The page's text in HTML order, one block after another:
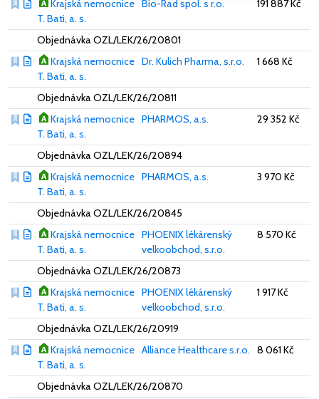
Krajská nemocnice
T. Bati, a. s.
Bio-Rad spol. s r.o. 191 887 Kč
Objednávka OZL/LEK/26/20801
Krajská nemocnice
T. Bati, a. s.
Dr. Kulich Pharma, s.r.o. 1 668 Kč
Objednávka OZL/LEK/26/20811
Krajská nemocnice
T. Bati, a. s.
PHARMOS, a.s. 29 352 Kč
Objednávka OZL/LEK/26/20894
Krajská nemocnice
T. Bati, a. s.
PHARMOS, a.s. 3 970 Kč
Objednávka OZL/LEK/26/20845
Krajská nemocnice
T. Bati, a. s.
PHOENIX lékárenský
velkoobchod, s.r.o.
8 570 Kč
Objednávka OZL/LEK/26/20873
Krajská nemocnice
T. Bati, a. s.
PHOENIX lékárenský
velkoobchod, s.r.o.
1 917 Kč
Objednávka OZL/LEK/26/20919
Krajská nemocnice
T. Bati, a. s.
Alliance Healthcare s.r.o. 8 061 Kč
Objednávka OZL/LEK/26/20870